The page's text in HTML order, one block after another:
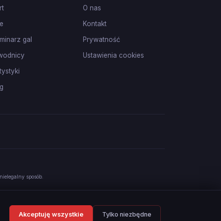
gal
O nas
Kontakt
Prywatność
Ustawienia cookies
sposób.
Akceptuję wszystkie Tylko niezbędne